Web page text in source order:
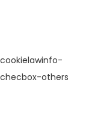
cookielawinfo-
checbox-others